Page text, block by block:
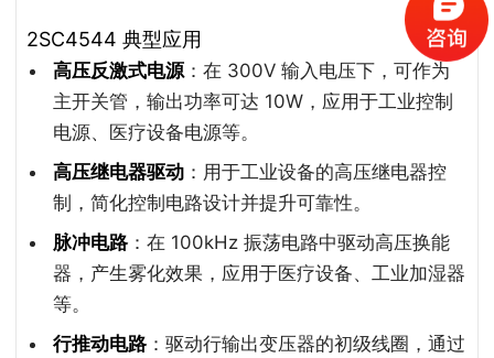
2SC4544 典型应用
高压反激式电源：在 300V 输入电压下，可作为
主开关管，输出功率可达 10W，应用于工业控制
电源、医疗设备电源等。
高压继电器驱动：用于工业设备的高压继电器控
制，简化控制电路设计并提升可靠性。
脉冲电路：在 100kHz 振荡电路中驱动高压换能
器，产生雾化效果，应用于医疗设备、工业加湿器
等。
行推动电路：驱动行输出变压器的初级线圈，通过